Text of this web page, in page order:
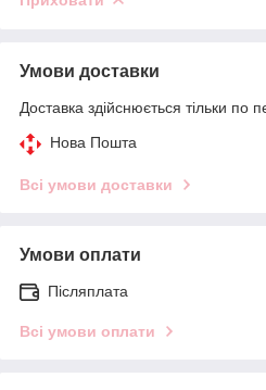
Умови доставки
Доставка здійснюється тільки по
Нова Пошта
Всі умови доставки
Умови оплати
Післяплата
Всі умови оплати